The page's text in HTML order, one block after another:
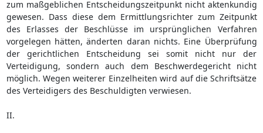
zum maßgeblichen Entscheidungszeitpunkt nicht aktenkundig
gewesen. Dass diese dem Ermittlungsrichter zum Zeitpunkt
des Erlasses der Beschlüsse im ursprünglichen Verfahren
vorgelegen hätten, änderten daran nichts. Eine Überprüfung
der gerichtlichen Entscheidung sei somit nicht nur der
Verteidigung, sondern auch dem Beschwerdegericht nicht
möglich. Wegen weiterer Einzelheiten wird auf die Schriftsätze
des Verteidigers des Beschuldigten verwiesen.
II.